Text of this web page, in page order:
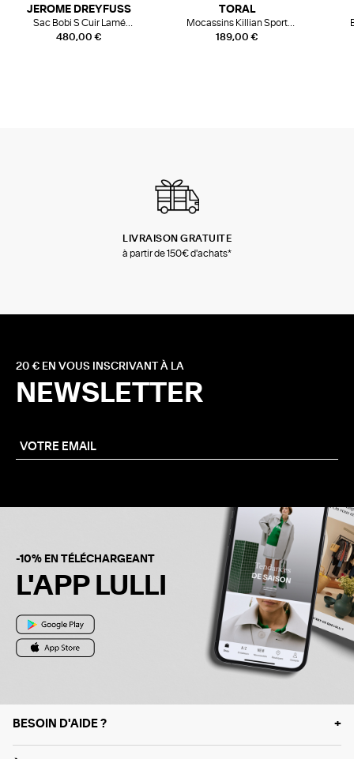
480,00 €
JEROME DREYFUSS
Sac Bobi S Cuir Lamé
Champagne
189,00 €
TORAL
Mocassins Killian Sport
Mousse
LIVRAISON GRATUITE
à partir de 150€ d'achats*
20 € EN VOUS INSCRIVANT À LA
NEWSLETTER
-10% EN TÉLÉCHARGEANT
L'APP LULLI
BESOIN D'AIDE ?